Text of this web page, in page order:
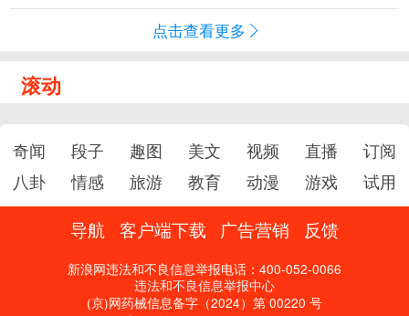
点击查看更多
滚动
奇闻 段子 趣图 美文 视频 直播
订阅
八卦
情感 旅游 教育 动漫 游戏 试用
导航 客户端下载 广告营销 反馈
新浪网违法和不良信息举报电话：400-052-0066
违法和不良信息举报中心
(京)网药械信息备字（2024）第 00220 号